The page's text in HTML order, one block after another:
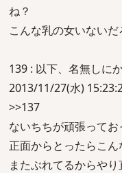
ね？
こんな乳の女いないだ
139 : 以下、名無しに
2013/11/27(水)
>>137
ないちちが頑張って
正面からとったらこん
またぶれてるからや